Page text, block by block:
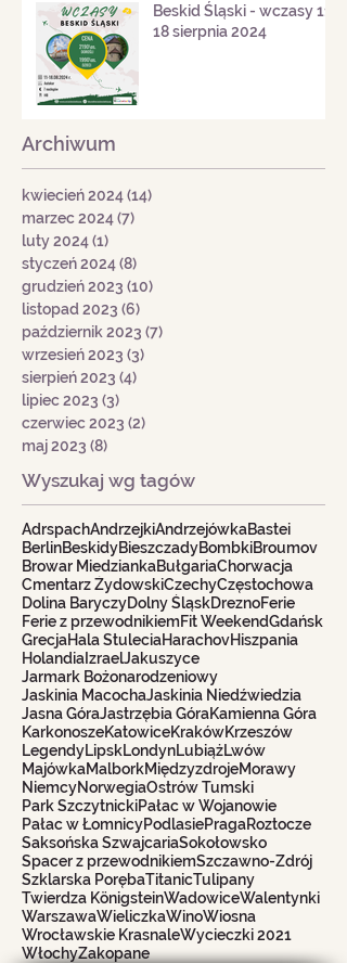
Beskid Śląski - wczasy 11-
18 sierpnia 2024
Archiwum
kwiecień 2024(14)
marzec 2024(7)
luty 2024(1)
styczeń 2024(8)
grudzień 2023 (10)
listopad 2023 (6)
październik 2023 (7)
wrzesień 2023 (3)
sierpień 2023 (4)
lipiec 2023 (3)
czerwiec 2023 (2)
maj 2023 (8)
Wyszukaj wg tagów
AdrspachAndrzejkiAndrzejówkaBastei
BerlinBeskidyBieszczadyBombkiBroumov
Browar MiedziankaBułgariaChorwacja
Cmentarz ŻydowskiCzechyCzęstochowa
Dolina BaryczyDolny ŚląskDreznoFerie
Ferie z przewodnikiemFit WeekendGdańsk
GrecjaHala StuleciaHarachovHiszpania
Holandia IzraelJakuszyce
Jarmark Bożonarodzeniowy
Jaskinia MacochaJaskinia Niedźwiedzia
Jasna GóraJastrzębia GóraKamienna Góra
KarkonoszeKatowiceKrakówKrzeszów
LegendyLipskLondynLubiążLwów
MajówkaMalborkMiędzyzdrojeMorawy
NiemcyNorwegiaOstrów Tumski
Park SzczytnickiPałac w Wojanowie
Pałac w ŁomnicyPodlasiePragaRoztocze
Saksońska SzwajcariaSokołowsko
Spacer z przewodnikiemSzczawno-Zdrój
Szklarska PorębaTitanicTulipany
Twierdza KönigsteinWadowiceWalentynki
WarszawaWieliczkaWinoWiosna
Wrocławskie KrasnaleWycieczki 2021
WłochyZakopane